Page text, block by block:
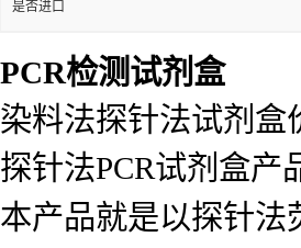
是否进口
PCR检测试剂盒
染料法探针法试剂盒
探针法PCR试剂盒产
本产品就是以探针法